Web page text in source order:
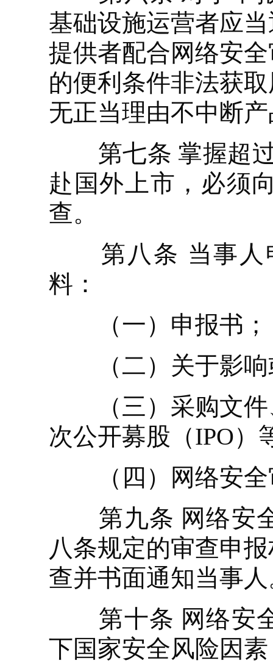
基础设施运营者应
提供者配合网络安
的便利条件非法获
无正当理由不中断
第七条 掌握超过
赴国外上市，必须
查。
第八条 当事人
料：
（一）申报书；
（二）关于影响
（三）采购文件
次公开募股（IPO）
（四）网络安全
第九条 网络安全
八条规定的审查申
查并书面通知当事
第十条 网络安全
下国家安全风险因